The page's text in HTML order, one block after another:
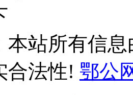
本站所有信
合法性! 鄂公